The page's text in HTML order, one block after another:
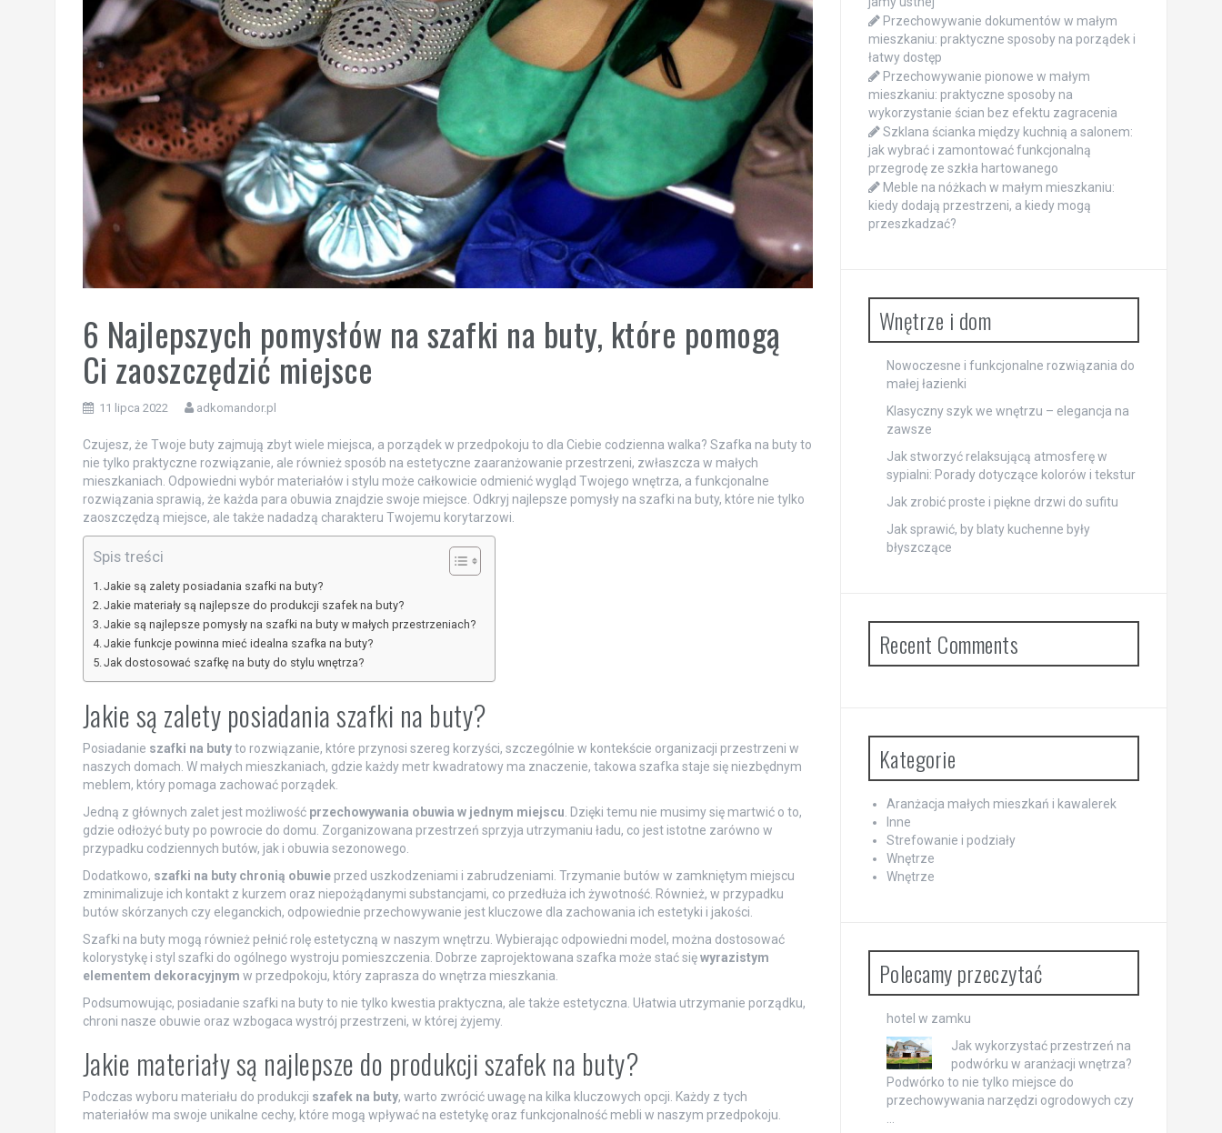
6 Najlepszych pomysłów na szafki na buty, które pomogą
Ci zaoszczędzić miejsce
11 lipca 2022 adkomandor.pl
Czujesz, że Twoje buty zajmują zbyt wiele miejsca, a porządek w przedpokoju to dla Ciebie codzienna walka? Szafka na buty to
nie tylko praktyczne rozwiązanie, ale również sposób na estetyczne zaaranżowanie przestrzeni, zwłaszcza w małych
mieszkaniach. Odpowiedni wybór materiałów i stylu może całkowicie odmienić wygląd Twojego wnętrza, a funkcjonalne
rozwiązania sprawią, że każda para obuwia znajdzie swoje miejsce. Odkryj najlepsze pomysły na szafki na buty, które nie tylko
zaoszczędzą miejsce, ale także nadadzą charakteru Twojemu korytarzowi.
Spis treści
Jakie są zalety posiadania szafki na buty?
Jakie materiały są najlepsze do produkcji szafek na buty?
Jakie są najlepsze pomysły na szafki na buty w małych przestrzeniach?
Jakie funkcje powinna mieć idealna szafka na buty?
Jak dostosować szafkę na buty do stylu wnętrza?
Jakie są zalety posiadania szafki na buty?
Posiadanie szafki na butyto rozwiązanie, które przynosi szereg korzyści, szczególnie w kontekście organizacji przestrzeni w
naszych domach. W małych mieszkaniach, gdzie każdy metr kwadratowy ma znaczenie, takowa szafka staje się niezbędnym
meblem, który pomaga zachować porządek.
Jedną z głównych zalet jest możliwość przechowywania obuwia w jednym miejscu . Dzięki temu nie musimy się martwić o to,
gdzie odłożyć buty po powrocie do domu. Zorganizowana przestrzeń sprzyja utrzymaniu ładu, co jest istotne zarówno w
przypadku codziennych butów, jak i obuwia sezonowego.
Dodatkowo, szafki na buty chronią obuwieprzed uszkodzeniami i zabrudzeniami. Trzymanie butów w zamkniętym miejscu
zminimalizuje ich kontakt z kurzem oraz niepożądanymi substancjami, co przedłuża ich żywotność. Również, w przypadku
butów skórzanych czy eleganckich, odpowiednie przechowywanie jest kluczowe dla zachowania ich estetyki i jakości.
Szafki na buty mogą również pełnić rolę estetyczną w naszym wnętrzu. Wybierając odpowiedni model, można dostosować
kolorystykę i styl szafki do ogólnego wystroju pomieszczenia. Dobrze zaprojektowana szafka może stać sięwyrazistym
elementem dekoracyjnym w przedpokoju, który zaprasza do wnętrza mieszkania.
Podsumowując, posiadanie szafki na buty to nie tylko kwestia praktyczna, ale także estetyczna. Ułatwia utrzymanie porządku,
chroni nasze obuwie oraz wzbogaca wystrój przestrzeni, w której żyjemy.
Jakie materiały są najlepsze do produkcji szafek na buty?
Podczas wyboru materiału do produkcji szafek na buty, warto zwrócić uwagę na kilka kluczowych opcji. Każdy z tych
materiałów ma swoje unikalne cechy, które mogą wpływać na estetykę oraz funkcjonalność mebli w naszym przedpokoju.
Przechowywanie dokumentów w małym
mieszkaniu: praktyczne sposoby na porządek i
łatwy dostęp
Przechowywanie pionowe w małym
mieszkaniu: praktyczne sposoby na
wykorzystanie ścian bez efektu zagracenia
Szklana ścianka między kuchnią a salonem:
jak wybrać i zamontować funkcjonalną
przegrodę ze szkła hartowanego
Meble na nóżkach w małym mieszkaniu:
kiedy dodają przestrzeni, a kiedy mogą
przeszkadzać?
Wnętrze i dom
Nowoczesne i funkcjonalne rozwiązania do
małej łazienki
Klasyczny szyk we wnętrzu – elegancja na
zawsze
Jak stworzyć relaksującą atmosferę w
sypialni: Porady dotyczące kolorów i tekstur
Jak zrobić proste i piękne drzwi do sufitu
Jak sprawić, by blaty kuchenne były
błyszczące
Recent Comments
Kategorie
Aranżacja małych mieszkań i kawalerek
Inne
Strefowanie i podziały
Wnętrze
Wnętrze
Polecamy przeczytać
hotel w zamku
Jak wykorzystać przestrzeń na
podwórku w aranżacji wnętrza?
Podwórko to nie tylko miejsce do
przechowywania narzędzi ogrodowych czy